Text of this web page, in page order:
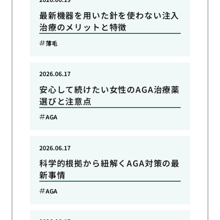
最新機器を用いた針を使わない注入
治療のメリットと特徴
薄毛
安心して続けたい女性のAGA治療薬
選びと注意点
2026.06.17
AGA
科学的根拠から紐解くAGA対策の最
新事情
2026.06.17
AGA